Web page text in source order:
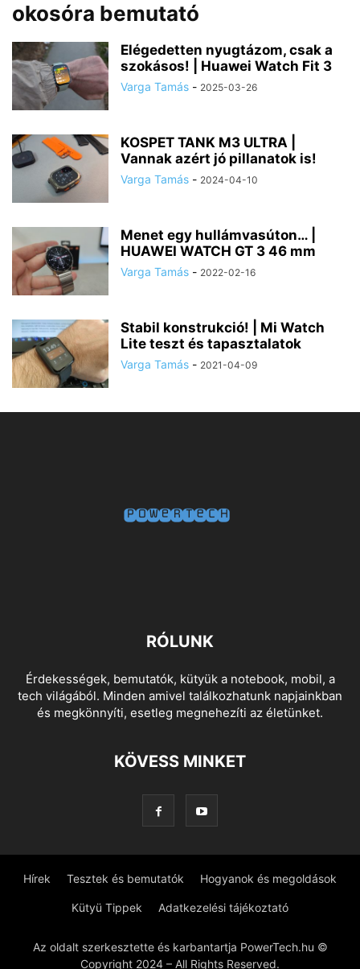
okosóra bemutató
Elégedetten nyugtázom, csak a
szokásos! | Huawei Watch Fit 3
Varga Tamás - 2025-03-26
KOSPET TANK M3 ULTRA |
Vannak azért jó pillanatok is!
Varga Tamás - 2024-04-10
Menet egy hullámvasúton… |
HUAWEI WATCH GT 3 46 mm
Varga Tamás - 2022-02-16
Stabil konstrukció! | Mi Watch
Lite teszt és tapasztalatok
Varga Tamás - 2021-04-09
RÓLUNK
Érdekességek, bemutatók, kütyük a notebook, mobil, a
tech világából. Minden amivel találkozhatunk napjainkban
és megkönnyíti, esetleg megnehezíti az életünket.
KÖVESS MINKET
Hírek Tesztek és bemutatók Hogyanok és megoldások
Kütyü Tippek Adatkezelési tájékoztató
Az oldalt szerkesztette és karbantartja PowerTech.hu ©
Copyright 2024 – All Rights Reserved.